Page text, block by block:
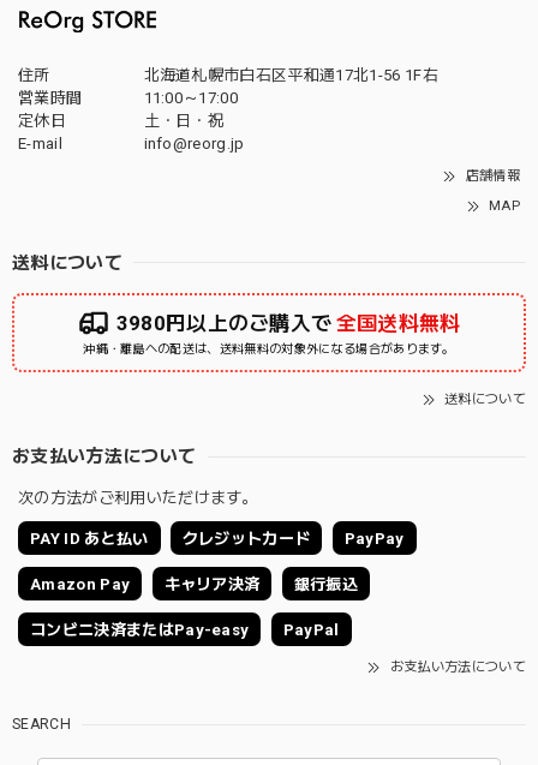
住所
北海道札幌市白石区平和通17北1-56 1F右
営業時間
11:00～17:00
定休日
土・日・祝
E-mail
info@reorg.jp
店舗情報
MAP
送料について
3980円以上のご購入で 全国送料無料
沖縄・離島への配送は、送料無料の対象外になる場合があります。
送料について
お支払い方法について
次の方法がご利用いただけます。
PAY ID あと払い クレジットカード PayPay
Amazon Pay キャリア決済 銀行振込
コンビニ決済またはPay-easy PayPal
お支払い方法について
SEARCH